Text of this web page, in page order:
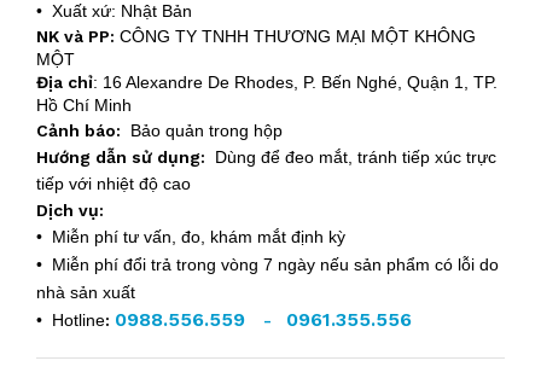
• Xuất xứ: Nhật Bản
NK và PP: CÔNG TY TNHH THƯƠNG MẠI MỘT KHÔNG
MỘT
Địa chỉ: 16 Alexandre De Rhodes, P. Bến Nghé, Quận 1, TP.
Hồ Chí Minh
Cảnh báo: Bảo quản trong hộp
Hướng dẫn sử dụng: Dùng để đeo mắt, tránh tiếp xúc trực
tiếp với nhiệt độ cao
Dịch vụ:
• Miễn phí tư vấn, đo, khám mắt định kỳ
• Miễn phí đổi trả trong vòng 7 ngày nếu sản phẩm có lỗi do
nhà sản xuất
• Hotline: 0988.556.559 - 0961.355.556